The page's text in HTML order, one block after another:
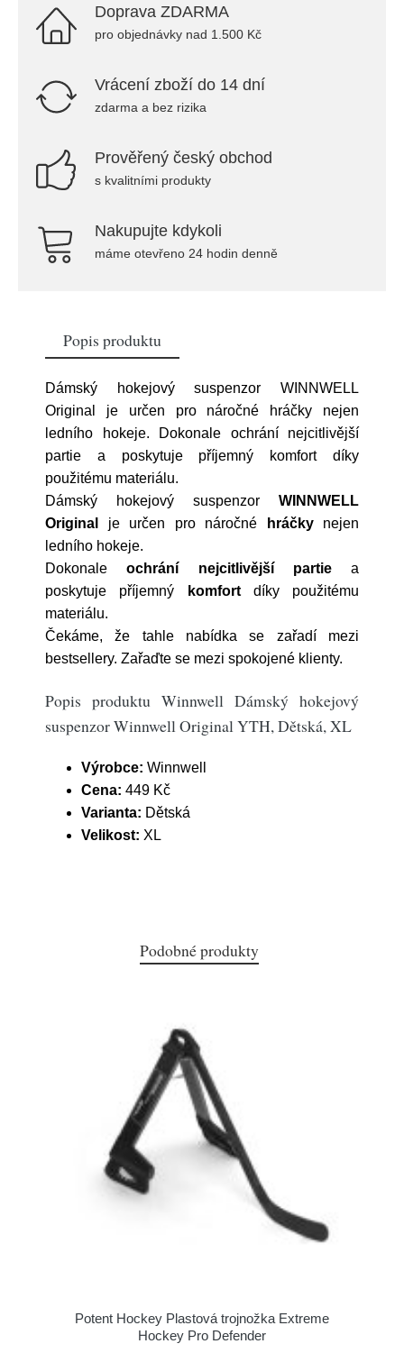
Doprava ZDARMA
pro objednávky nad 1.500 Kč
Vrácení zboží do 14 dní
zdarma a bez rizika
Prověřený český obchod
s kvalitními produkty
Nakupujte kdykoli
máme otevřeno 24 hodin denně
Popis produktu
Dámský hokejový suspenzor WINNWELL
Original je určen pro náročné hráčky nejen
ledního hokeje. Dokonale ochrání nejcitlivější
partie a poskytuje příjemný komfort díky
použitému materiálu.
Dámský hokejový suspenzor WINNWELL
Original
je určen pro náročné hráčkynejen
ledního hokeje.
Dokonaleochrání nejcitlivější partiea
poskytuje příjemný
komfortdíky použitému
materiálu.
Čekáme, že tahle nabídka se zařadí mezi
bestsellery. Zařaďte se mezi spokojené klienty.
Popis produktu Winnwell Dámský hokejový
suspenzor Winnwell Original YTH, Dětská, XL
Výrobce: Winnwell
Cena: 449 Kč
Varianta: Dětská
Velikost: XL
Podobné produkty
Potent Hockey Plastová trojnožka Extreme
Hockey Pro Defender